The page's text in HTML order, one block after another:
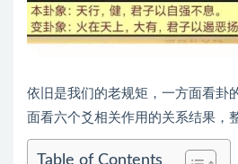
依旧是我们的老规矩，一方面看卦
面看六个爻相关作用的关系结果，
Table of Contents